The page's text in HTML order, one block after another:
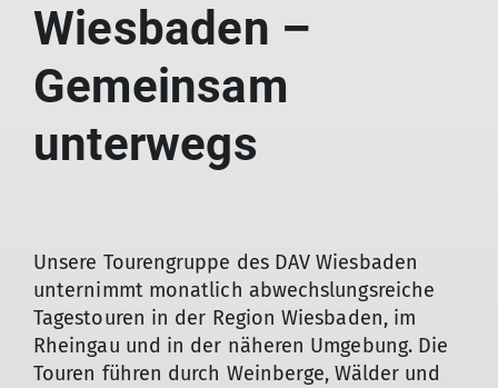
Wiesbaden –
Gemeinsam
unterwegs
Unsere Tourengruppe des DAV Wiesbaden
unternimmt monatlich abwechslungsreiche
Tagestouren in der Region Wiesbaden, im
Rheingau und in der näheren Umgebung. Die
Touren führen durch Weinberge, Wälder und